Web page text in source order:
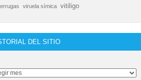
viruela símica vitiligo
DEL SITIO